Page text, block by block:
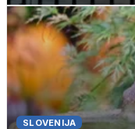
SLOVENIJA